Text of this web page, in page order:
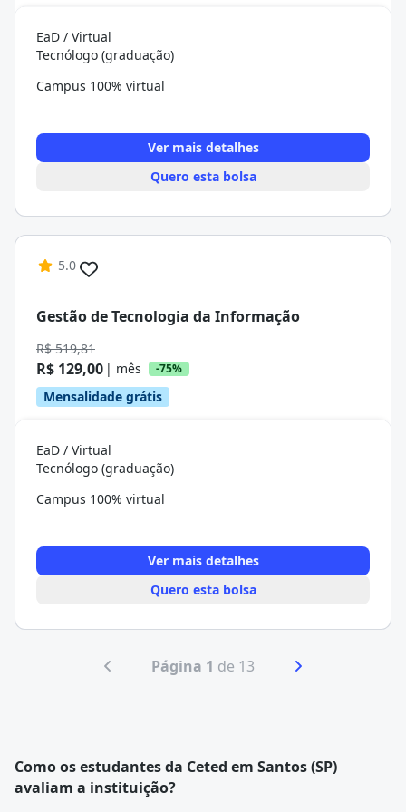
EaD / Virtual
Tecnólogo (graduação)
Campus 100% virtual
Ver mais detalhes
Quero esta bolsa
5.0
Gestão de Tecnologia da Informação
R$ 519,81
R$ 129,00 | mês -75%
Mensalidade grátis
EaD / Virtual
Tecnólogo (graduação)
Campus 100% virtual
Ver mais detalhes
Quero esta bolsa
Página 1 de 13
Como os estudantes da Ceted em Santos (SP)
avaliam a instituição?